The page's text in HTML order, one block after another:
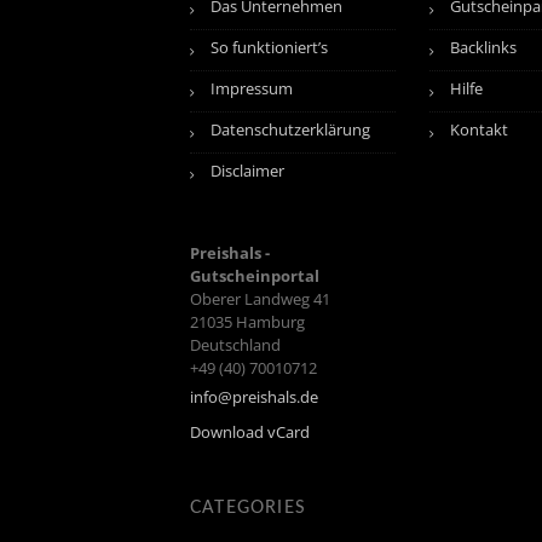
Das Unternehmen
So funktioniert’s
Impressum
Datenschutzerklärung
Disclaimer
Preishals -
Gutscheinportal
Oberer Landweg 41
21035 Hamburg
Deutschland
+49 (40) 70010712
info@preishals.de
Download vCard
CATEGORIES
Backlinks
Hilfe
Kontakt